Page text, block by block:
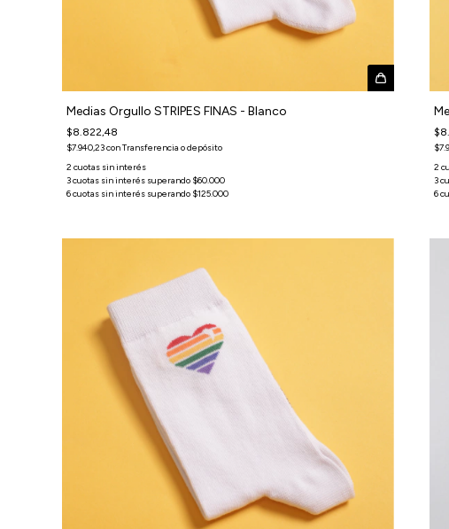
Medias Orgullo STRIPES FINAS - Blanco
$8.822,48
$7.940,23conTransferencia o depósito